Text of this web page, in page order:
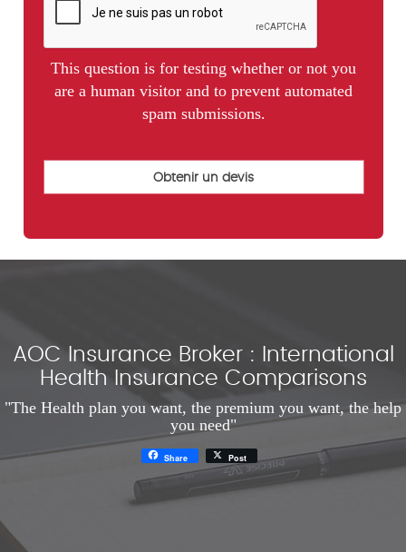
This question is for testing whether or not you
are a human visitor and to prevent automated
spam submissions.
AOC Insurance Broker : International
Health Insurance Comparisons
"The Health plan you want, the premium you want, the help
you need"
Share Post